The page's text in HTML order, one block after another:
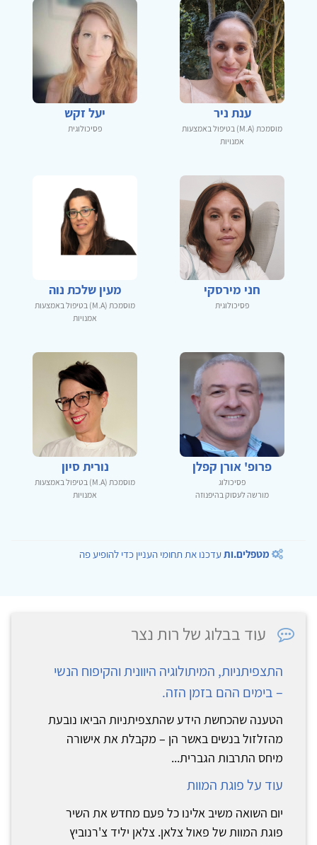
ענת ניר
מוסמכת (M.A) בטיפול באמצעות
אמנויות
יעל זקש
פסיכולוגית
חני מירסקי
פסיכולוגית
מעין שלכת נוה
מוסמכת (M.A) בטיפול באמצעות
אמנויות
פרופ' אורן קפלן
פסיכולוג
מורשה לעסוק בהיפנוזה
נורית סיון
מוסמכת (M.A) בטיפול באמצעות
אמנויות
מטפלים.ותעדכנו את תחומי העניין כדי להופיע פה
עוד בבלוג של רות נצר
התצפיתניות, המיתולוגיה היוונית והקיפוח הנשי
– בימים ההם בזמן הזה.
הטענה שהכחשת הידע שהתצפיתניות הביאו נובעת
מהזלזול בנשים באשר הן – מקבלת את אישורה
מיחס התרבות הגברית...
עוד על פוגת המוות
יום השואה משיב אלינו כל פעם מחדש את השיר
פוגת המוות של פאול צלאן. צלאן יליד צ'רנוביץ